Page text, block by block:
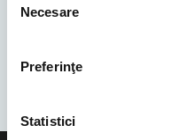
Necesare
Preferinţe
Statistici
să experimentați